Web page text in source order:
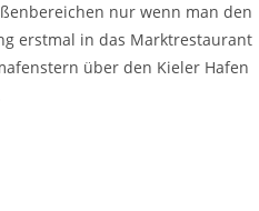
nur wenn man den
erstmal in das Marktrestaurant
über den Kieler Hafen